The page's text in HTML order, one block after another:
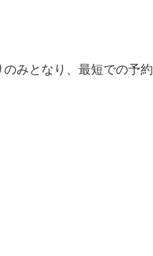
みとなり、最短での予約